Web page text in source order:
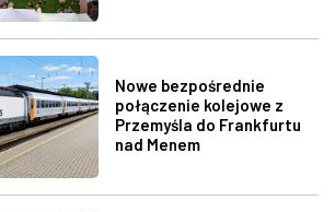
Nowe bezpośrednie
połączenie kolejowe z
Przemyśla do Frankfurtu
nad Menem